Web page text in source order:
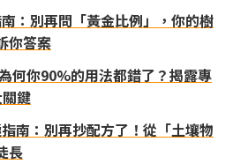
：別再問「黃金比例」，你的樹
你答案
何你90%的用法都錯了？揭露專
鍵
南：別再抄配方了！從「土壤物
長